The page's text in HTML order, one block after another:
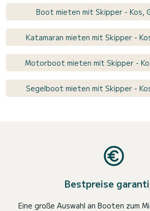
Boot mieten mit Skipper - Kos,
Katamaran mieten mit Skipper -
Motorboot mieten mit Skipper -
Segelboot mieten mit Skipper -
Bestpreise
Eine große Auswahl an Booten zum